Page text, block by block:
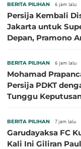
BERITA PILIHAN 6 jam lalu
Persija Kembali
Jakarta untuk
Depan, Pramono
BERITA PILIHAN 6 jam lalu
Mohamad
Persija PDKT
Tunggu
BERITA PILIHAN 7 jam lalu
Garudayaksa FC
Kali Ini Giliran